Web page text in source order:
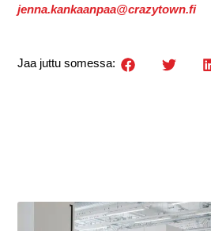
jenna.kankaanpaa@crazytown.fi
Jaa juttu somessa: